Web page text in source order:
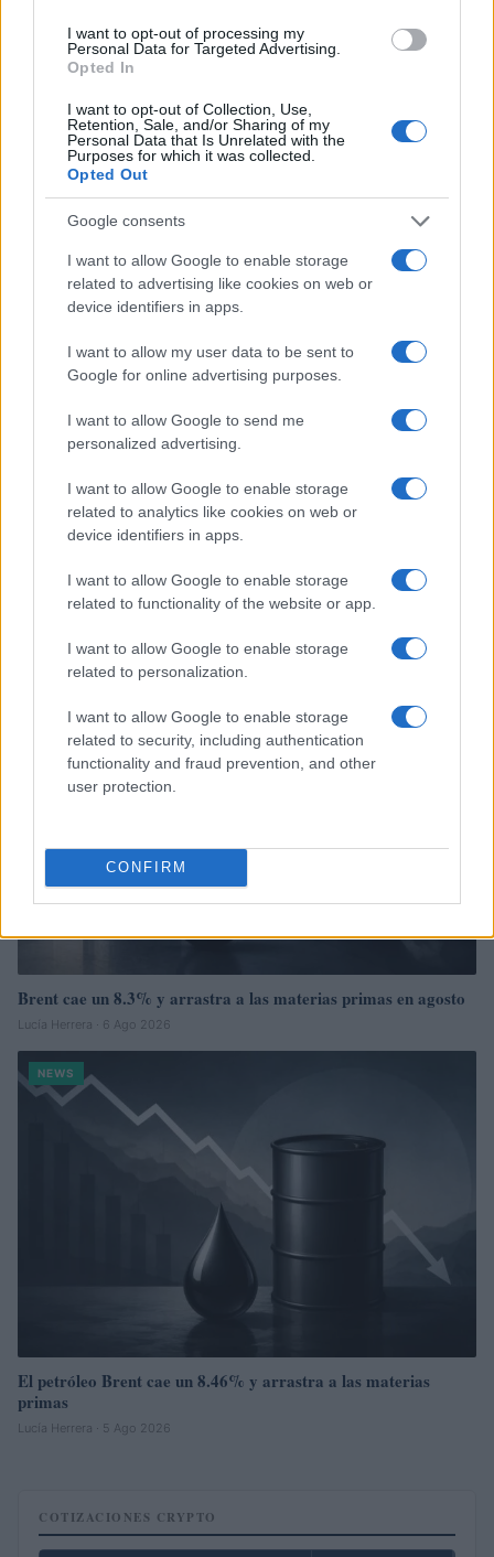
I want to opt-out of processing my
Personal Data for Targeted Advertising.
Opted In
I want to opt-out of Collection, Use,
Retention, Sale, and/or Sharing of my
Personal Data that Is Unrelated with the
Purposes for which it was collected.
Opted Out
Google consents
I want to allow Google to enable storage
related to advertising like cookies on web or
device identifiers in apps.
I want to allow my user data to be sent to
Google for online advertising purposes.
I want to allow Google to send me
personalized advertising.
I want to allow Google to enable storage
related to analytics like cookies on web or
device identifiers in apps.
I want to allow Google to enable storage
related to functionality of the website or app.
I want to allow Google to enable storage
related to personalization.
I want to allow Google to enable storage
related to security, including authentication
functionality and fraud prevention, and other
user protection.
CONFIRM
Sigue leyendo
NEWS
El Brent cae un 8.3% y arrastra a las materias primas
Lucía Herrera · 7 Ago 2026
Brent cae un 8.3% y arrastra a las materias primas en agosto
Lucía Herrera · 6 Ago 2026
NEWS
El petróleo Brent cae un 8.46% y arrastra a las materias
primas
Lucía Herrera · 5 Ago 2026
COTIZACIONES CRYPTO